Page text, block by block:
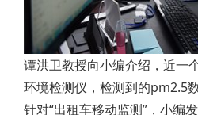
谭洪卫教授向小编介绍，近一
环境检测仪，检测到的pm2.5数
针对“出租车移动监测”，小编